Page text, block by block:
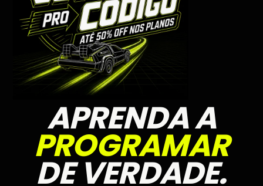
APRENDA A
PROGRAMAR
DE VERDADE.